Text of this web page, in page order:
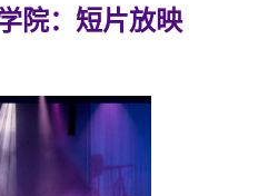
院：短片放映